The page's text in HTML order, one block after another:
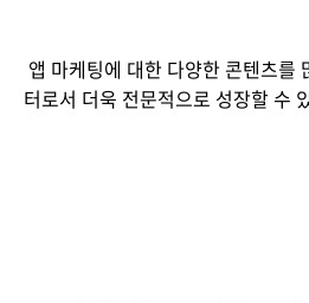
터로서 더욱 전문적으로 성장할 수